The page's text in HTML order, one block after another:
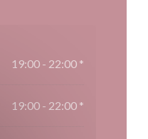
19:00 - 22:00 *
19:00 - 22:00 *